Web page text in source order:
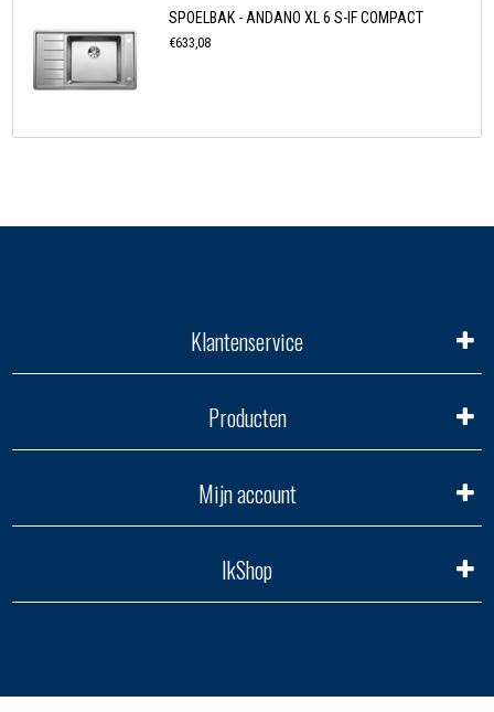
SPOELBAK - ANDANO XL 6 S-IF COMPACT
€633,08
Klantenservice
Producten
Mijn account
IkShop